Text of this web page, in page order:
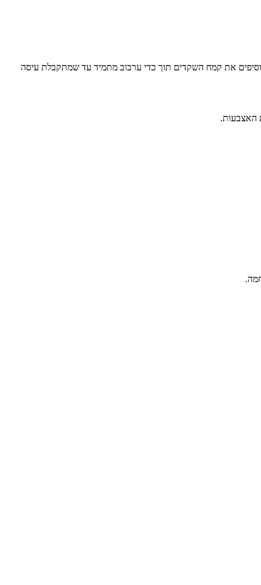
את קמח השקדים תוך כדי ערבוב מתמיד עד שמתקבלת עיסה